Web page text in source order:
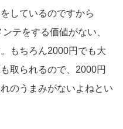
しているのですから
テをする価値がない、
もちろん2000円でも大
取られるので、2000円
のうまみがないよねとい